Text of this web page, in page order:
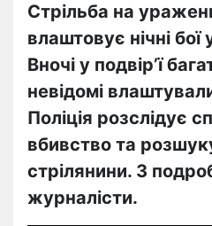
Стрільба на
влаштовує нічні
Вночі у подвір’ї
невідомі
Поліція розслідує
вбивство та
стрілянини. З
журналісти.